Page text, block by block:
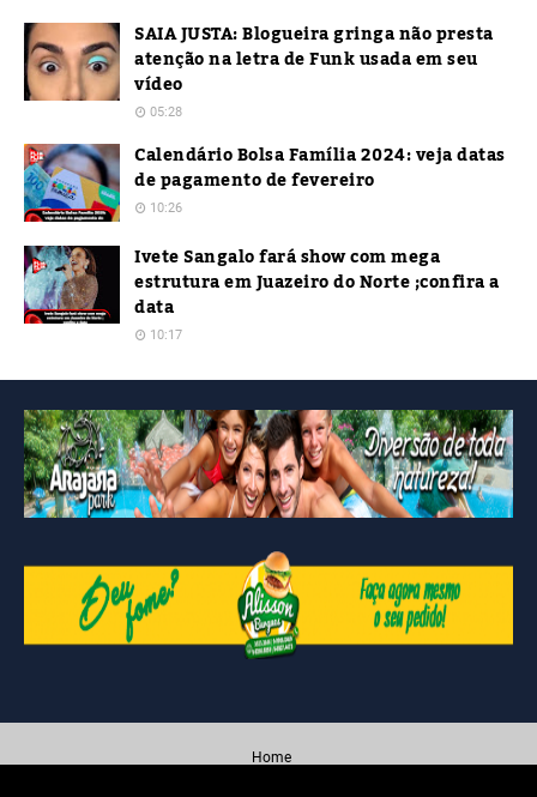
SAIA JUSTA: Blogueira gringa não presta
atenção na letra de Funk usada em seu
vídeo
05:28
Calendário Bolsa Família 2024: veja datas
de pagamento de fevereiro
10:26
Ivete Sangalo fará show com mega
estrutura em Juazeiro do Norte ;confira a
data
10:17
Home